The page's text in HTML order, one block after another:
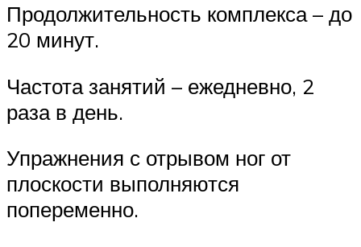
Продолжительность комплекса – до
20 минут.
Частота занятий – ежедневно, 2
раза в день.
Упражнения с отрывом ног от
плоскости выполняются
попеременно.